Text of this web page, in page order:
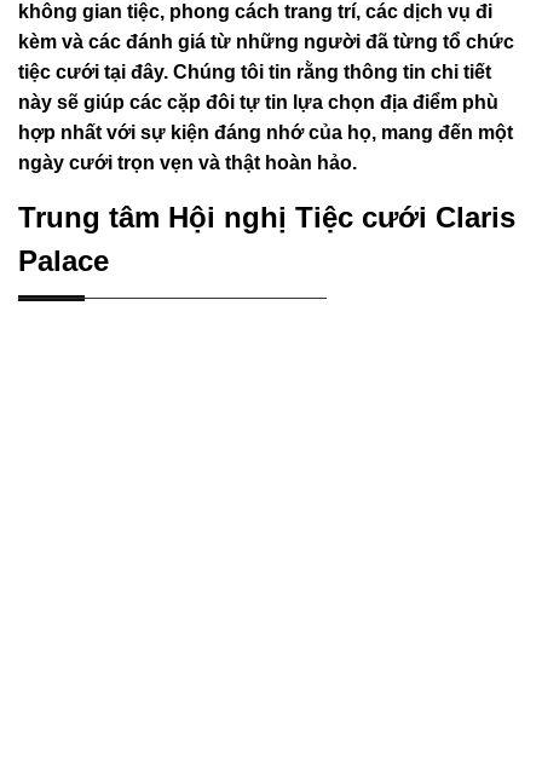
không gian tiệc, phong cách trang trí, các dịch vụ đi
kèm và các đánh giá từ những người đã từng tổ chức
tiệc cưới tại đây. Chúng tôi tin rằng thông tin chi tiết
này sẽ giúp các cặp đôi tự tin lựa chọn địa điểm phù
hợp nhất với sự kiện đáng nhớ của họ, mang đến một
ngày cưới trọn vẹn và thật hoàn hảo.
Trung tâm Hội nghị Tiệc cưới Claris
Palace